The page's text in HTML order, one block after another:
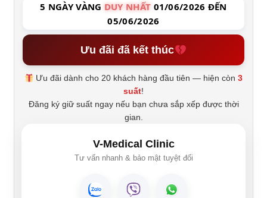
5 NGÀY VÀNG DUY NHẤT 01/06/2026 ĐẾN
05/06/2026
Ưu đãi đã kết thúc
Ưu đãi dành cho 20 khách hàng đầu tiên — hiện còn3
suất!
Đăng ký giữ suất ngay nếu bạn chưa sắp xếp được thời
gian.
V-Medical Clinic
Tư vấn nhanh & bảo mật tuyệt đối